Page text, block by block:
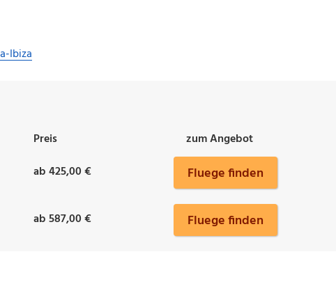
Ibiza
Preis
zum Angebot
ab 425,00 € Fluege finden
ab 587,00 € Fluege finden